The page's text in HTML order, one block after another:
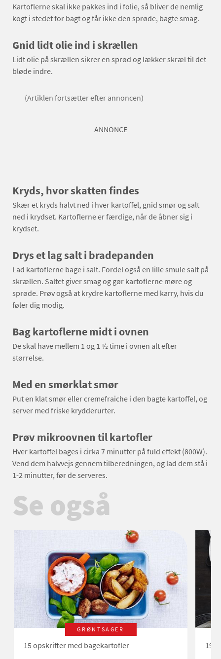
Kartoflerne skal ikke pakkes ind i folie, så bliver de nemlig
kogt i stedet for bagt og får ikke den sprøde, bagte smag.
Gnid lidt olie ind i skrællen
Lidt olie på skrællen sikrer en sprød og lækker skræl til det
bløde indre.
(Artiklen fortsætter efter annoncen)
ANNONCE
Kryds, hvor skatten findes
Skær et kryds halvt ned i hver kartoffel, gnid smør og salt
ned i krydset. Kartoflerne er færdige, når de åbner sig i
krydset.
Drys et lag salt i bradepanden
Lad kartoflerne bage i salt. Fordel også en lille smule salt på
skrællen. Saltet giver smag og gør kartoflerne møre og
sprøde. Prøv også at krydre kartoflerne med karry, hvis du
føler dig modig.
Bag kartoflerne midt i ovnen
De skal have mellem 1 og 1 ½ time i ovnen alt efter
størrelse.
Med en smørklat smør
Put en klat smør eller cremefraiche i den bagte kartoffel, og
server med friske krydderurter.
Prøv mikroovnen til kartofler
Hver kartoffel bages i cirka 7 minutter på fuld effekt (800W).
Vend dem halvvejs gennem tilberedningen, og lad dem stå i
1-2 minutter, før de serveres.
Se også
GRØNTSAGER
15 opskrifter med bagekartofler 19